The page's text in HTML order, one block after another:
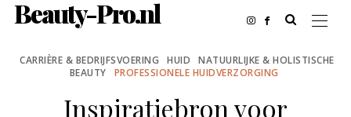
Beauty-Pro.nl
CARRIÈRE & BEDRIJFSVOERING HUID
NATUURLIJKE & HOLISTISCHE
BEAUTY
PROFESSIONELE HUIDVERZORGING
Inspiratiebron voor